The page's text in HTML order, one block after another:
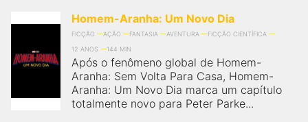
Homem-Aranha: Um Novo Dia
FICÇÃO AÇÃO FANTASIA AVENTURA
FICÇÃO CIENTÍFICA
12 ANOS
144 MIN
Após o fenômeno global de Homem-
Aranha: Sem Volta Para Casa, Homem-
Aranha: Um Novo Dia marca um capítulo
totalmente novo para Peter Parke...